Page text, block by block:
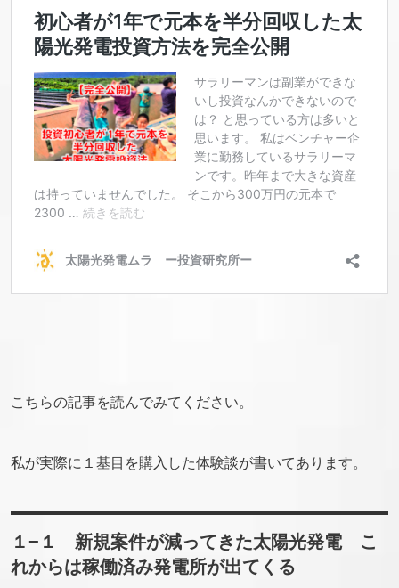
こちらの記事を読んでみてください。
私が実際に１基目を購入した体験談が書いてあります。
１−１ 新規案件が減ってきた太陽光発電 こ
れからは稼働済み発電所が出てくる